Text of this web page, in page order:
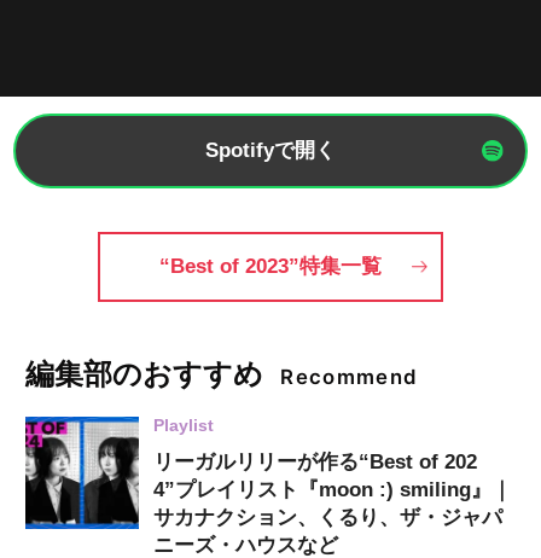
Spotifyで開く
“Best of 2023”特集一覧
編集部のおすすめ Recommend
Playlist
リーガルリリーが作る“Best of 202
4”プレイリスト『moon :) smiling』｜
サカナクション、くるり、ザ・ジャパ
ニーズ・ハウスなど